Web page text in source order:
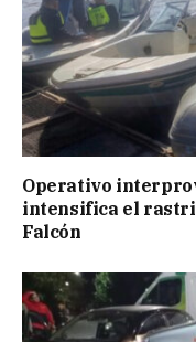
Operativo
intensifica el
Falcón